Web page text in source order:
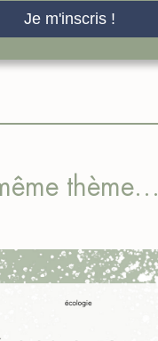
Je m'inscris !
thème…